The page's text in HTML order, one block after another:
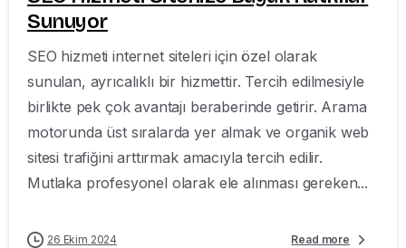
Sunuyor
SEO hizmeti internet siteleri için özel olarak
sunulan, ayrıcalıklı bir hizmettir. Tercih edilmesiyle
birlikte pek çok avantajı beraberinde getirir. Arama
motorunda üst sıralarda yer almak ve organik web
sitesi trafiğini arttırmak amacıyla tercih edilir.
Mutlaka profesyonel olarak ele alınması gereken...
26 Ekim 2024 Read more